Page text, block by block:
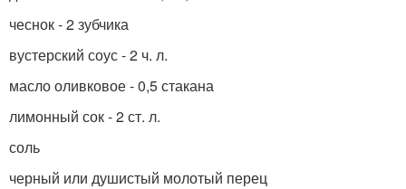
чеснок - 2 зубчика
вустерский соус - 2 ч. л.
масло оливковое - 0,5 стакана
лимонный сок - 2 ст. л.
соль
черный или душистый молотый перец